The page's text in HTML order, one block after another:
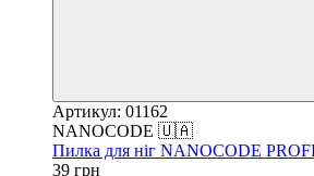
Артикул: 01162
NANOCODE 🇺🇦
Пилка для ніг NANOCODE
39 грн